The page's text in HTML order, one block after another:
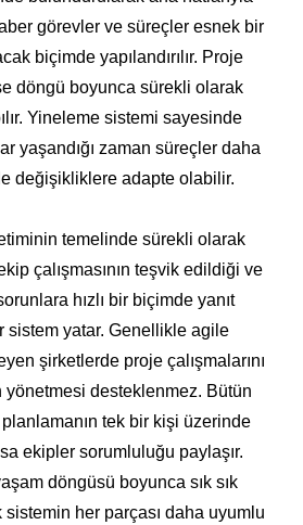
görevler ve süreçler esnek bir
biçimde yapılandırılır. Proje
döngü boyunca sürekli olarak
Yineleme sistemi sayesinde
yaşandığı zaman süreçler daha
değişikliklere adapte olabilir.
temelinde sürekli olarak
çalışmasının teşvik edildiği ve
hızlı bir biçimde yanıt
sistem yatar. Genellikle agile
şirketlerde proje çalışmalarını
desteklenmez. Bütün
tek bir kişi üzerinde
ekipler sorumluluğu paylaşır.
döngüsü boyunca sık sık
sistemin her parçası daha uyumlu